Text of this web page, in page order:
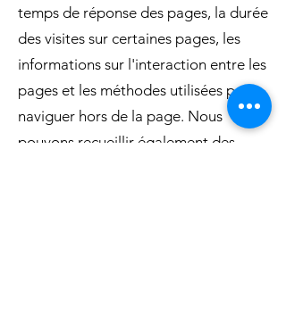
temps de réponse des pages, la durée
des visites sur certaines pages, les
informations sur l'interaction entre les
pages et les méthodes utilisées pour
naviguer hors de la page. Nous
pouvons recueillir également des